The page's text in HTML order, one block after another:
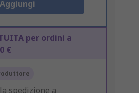
per ordini a
€
spedizione a